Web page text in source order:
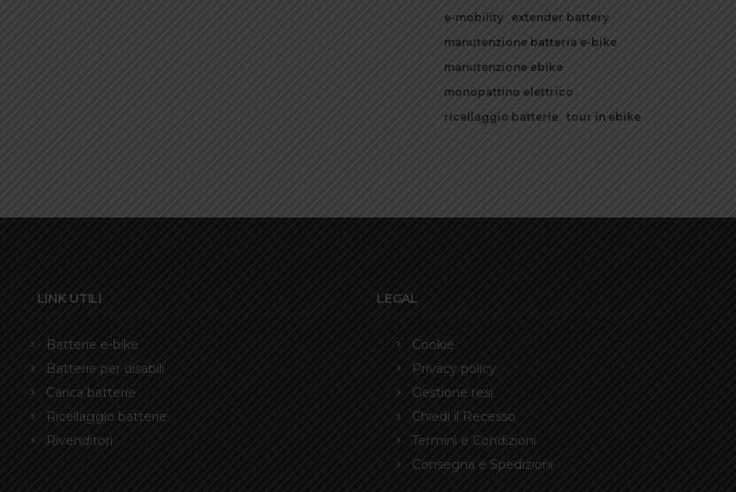
e-mobility
extender battery
manutenzione batteria e-bike
manutenzione ebike
monopattino elettrico
ricellaggio batterie tour in ebike
LINK UTILI
Batterie e-bike
Batterie per disabili
Carica batterie
Ricellaggio batterie
Rivenditori
LEGAL
Cookie
Privacy policy
Gestione resi
Chiedi il Recesso
Termini e Condizioni
Consegna e Spedizioni